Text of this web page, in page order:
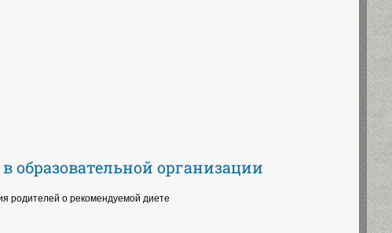
организации
родителей о рекомендуемой диете